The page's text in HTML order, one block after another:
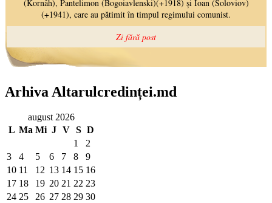
Arhiva Altarulcredinței.md
august 2026
L Ma Mi J V S D
1
2
3
4 5 6 7 8
9
10 11 12 13 14 15 16
17 18 19 20 21 22 23
24 25 26 27 28 29 30